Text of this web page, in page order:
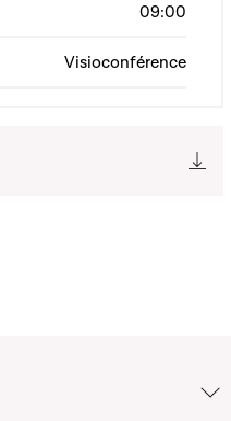
09:00
Visioconférence